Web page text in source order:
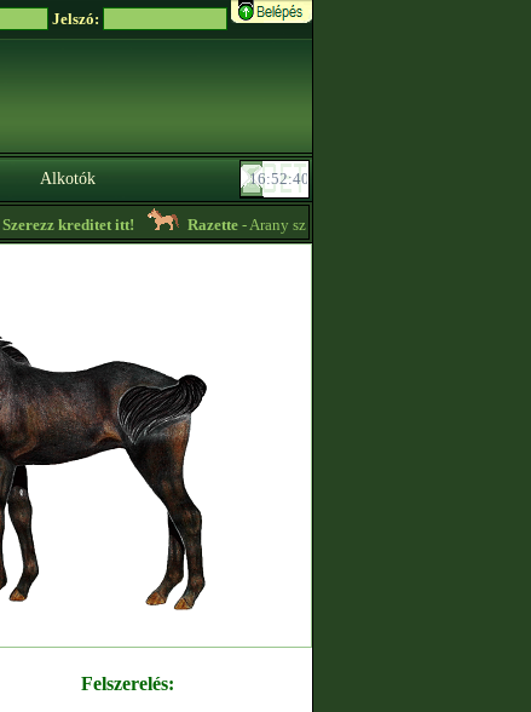
Jelszó:
Alkotók
kreditet itt! Razette- Arany színű import akhal tekét vennék! -
Felszerelés: